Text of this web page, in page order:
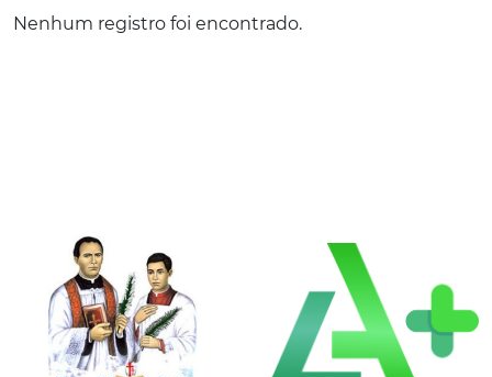
Nenhum registro foi encontrado.